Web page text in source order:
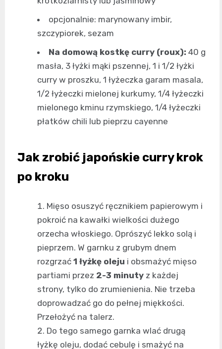
opcjonalnie: marynowany imbir,
szczypiorek, sezam
Na domową kostkę curry (roux): 40 g
masła, 3 łyżki mąki pszennej, 1 i 1/2 łyżki
curry w proszku, 1 łyżeczka garam masala,
1/2 łyżeczki mielonej kurkumy, 1/4 łyżeczki
mielonego kminu rzymskiego, 1/4 łyżeczki
płatków chili lub pieprzu cayenne
Jak zrobić japońskie curry krok
po kroku
Mięso osuszyć ręcznikiem papierowym i
pokroić na kawałki wielkości dużego
orzecha włoskiego. Oprószyć lekko solą i
pieprzem. W garnku z grubym dnem
rozgrzać 1 łyżkę oleju i obsmażyć mięso
partiami przez 2-3 minuty z każdej
strony, tylko do zrumienienia. Nie trzeba
doprowadzać go do pełnej miękkości.
Przełożyć na talerz.
Do tego samego garnka wlać drugą
łyżkę oleju, dodać cebulę i smażyć na